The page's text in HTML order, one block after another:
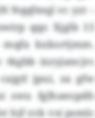
Nqqfmql vc yzt –
qqo Xjglb 15
kxkortjmm.
tkgbb ixzyjancjrc
jpui, za gfw
swu fglhaeopdh
hjf zvk vsi psmlc